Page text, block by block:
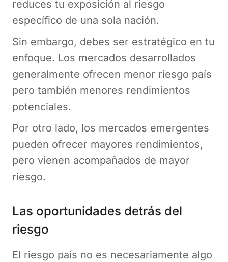
reduces tu exposición al riesgo
específico de una sola nación.
Sin embargo, debes ser estratégico en tu
enfoque. Los mercados desarrollados
generalmente ofrecen menor riesgo país
pero también menores rendimientos
potenciales.
Por otro lado, los mercados emergentes
pueden ofrecer mayores rendimientos,
pero vienen acompañados de mayor
riesgo.
Las oportunidades detrás del
riesgo
El riesgo país no es necesariamente algo